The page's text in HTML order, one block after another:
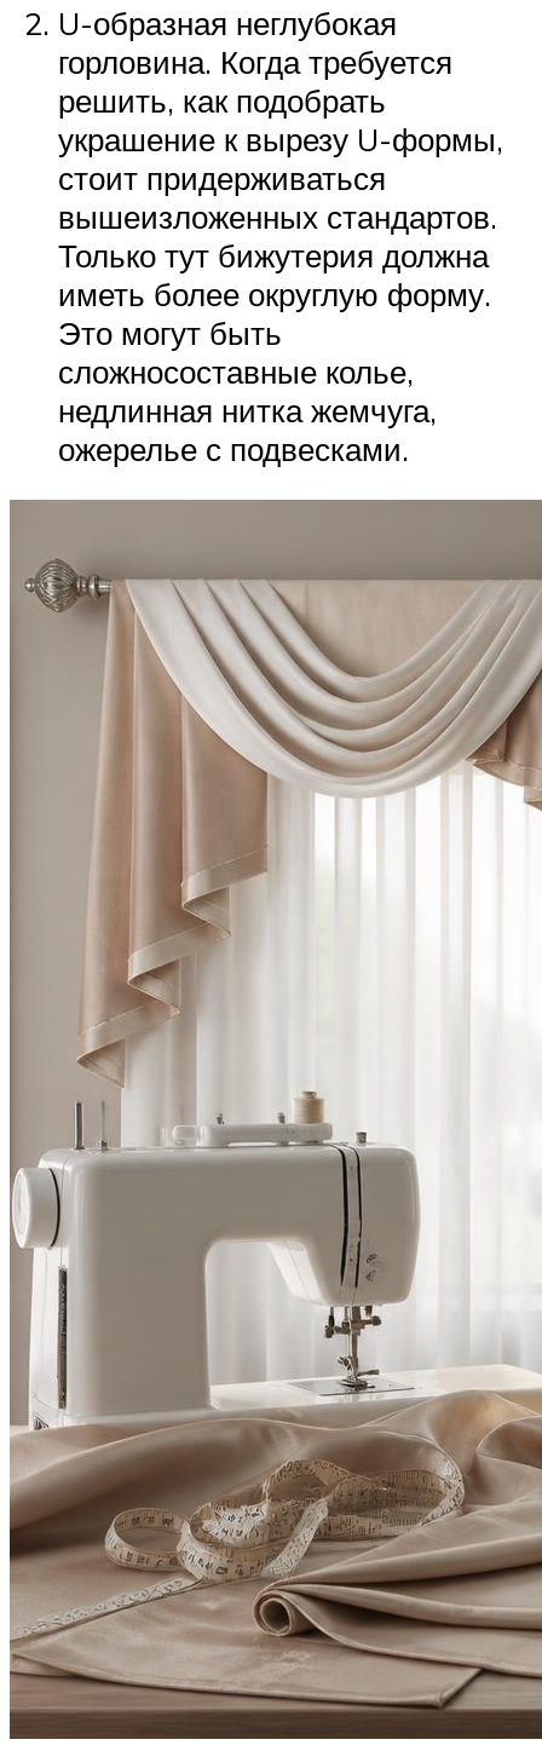
U-образная неглубокая
горловина. Когда требуется
решить, как подобрать
украшение к вырезу U-формы,
стоит придерживаться
вышеизложенных стандартов.
Только тут бижутерия должна
иметь более округлую форму.
Это могут быть
сложносоставные колье,
недлинная нитка жемчуга,
ожерелье с подвесками.